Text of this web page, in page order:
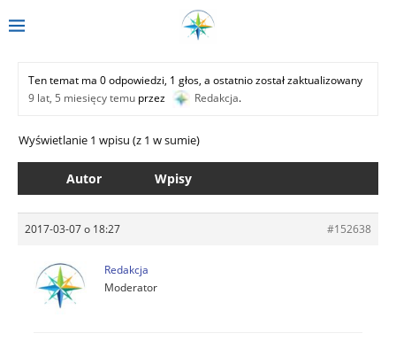
Ten temat ma 0 odpowiedzi, 1 głos, a ostatnio został zaktualizowany
9 lat, 5 miesięcy temu przez Redakcja.
Wyświetlanie 1 wpisu (z 1 w sumie)
Autor Wpisy
2017-03-07 o 18:27 #152638
Redakcja
Moderator